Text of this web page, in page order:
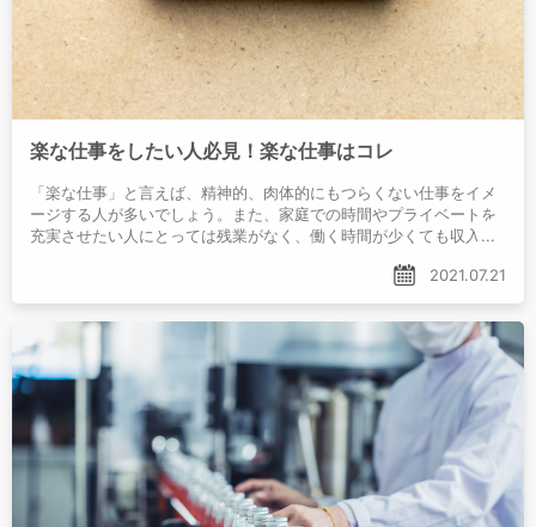
楽な仕事をしたい人必見！楽な仕事はコレ
「楽な仕事」と言えば、精神的、肉体的にもつらくない仕事をイメ
ージする人が多いでしょう。また、家庭での時間やプライベートを
充実させたい人にとっては残業がなく、働く時間が少くても収入が
ものなのか、具体的な職業や職種、選ぶ際のポイントや探し方を紹
介します。
2021.07.21